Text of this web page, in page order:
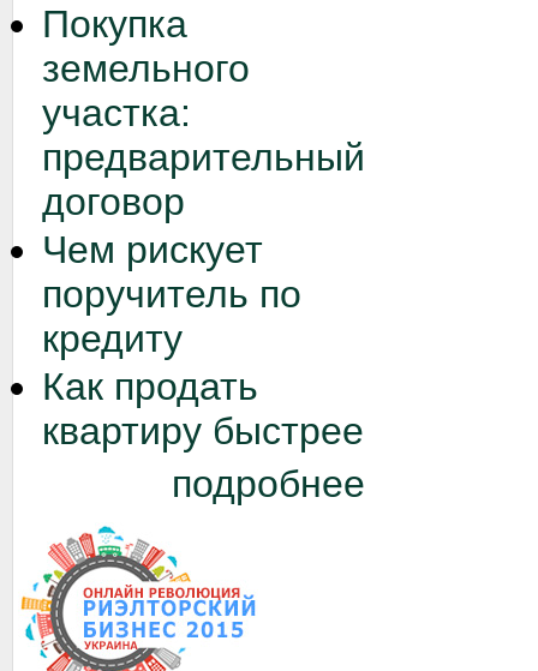
Покупка
земельного
участка:
предварительный
договор
Чем рискует
поручитель по
кредиту
Как продать
квартиру быстрее
подробнее